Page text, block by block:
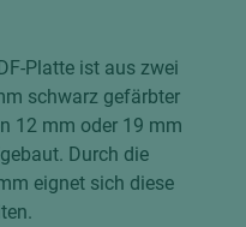
Platte ist aus zwei
schwarz gefärbter
12 mm oder 19 mm
Durch die
eignet sich diese